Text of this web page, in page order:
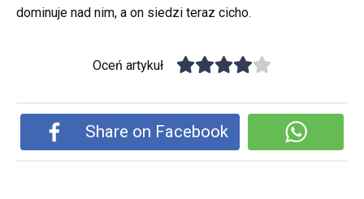
dominuje nad nim, a on siedzi teraz cicho.
Oceń artykuł
Share on Facebook